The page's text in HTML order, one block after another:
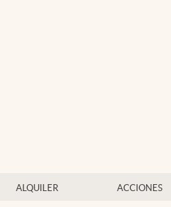
ALQUILER ACCIONES